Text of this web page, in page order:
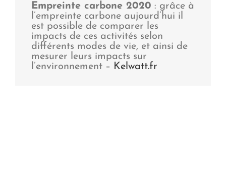
Empreinte carbone 2020 : grâce à
l’empreinte carbone aujourd’hui il
est possible de comparer les
impacts de ces activités selon
différents modes de vie, et ainsi de
mesurer leurs impacts sur
l’environnement – Kelwatt.fr